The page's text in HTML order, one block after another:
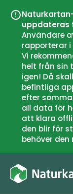
uppdateras
Användare
rapporterar
Vi
helt från sin
igen! Då
befintliga
efter
all data för
att klara
den blir för
behöver